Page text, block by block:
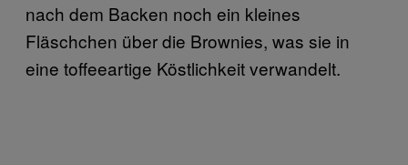
nach dem Backen noch ein kleines
Fläschchen über die Brownies, was sie in
eine toffeeartige Köstlichkeit verwandelt.